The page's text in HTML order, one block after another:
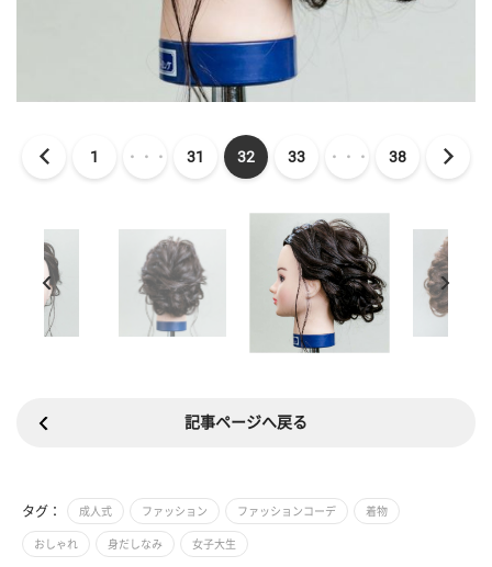
1 ・・・ 31 32 33 ・・・ 38
記事ページへ戻る
タグ： 成人式 ファッション ファッションコーデ 着物
おしゃれ 身だしなみ 女子大生